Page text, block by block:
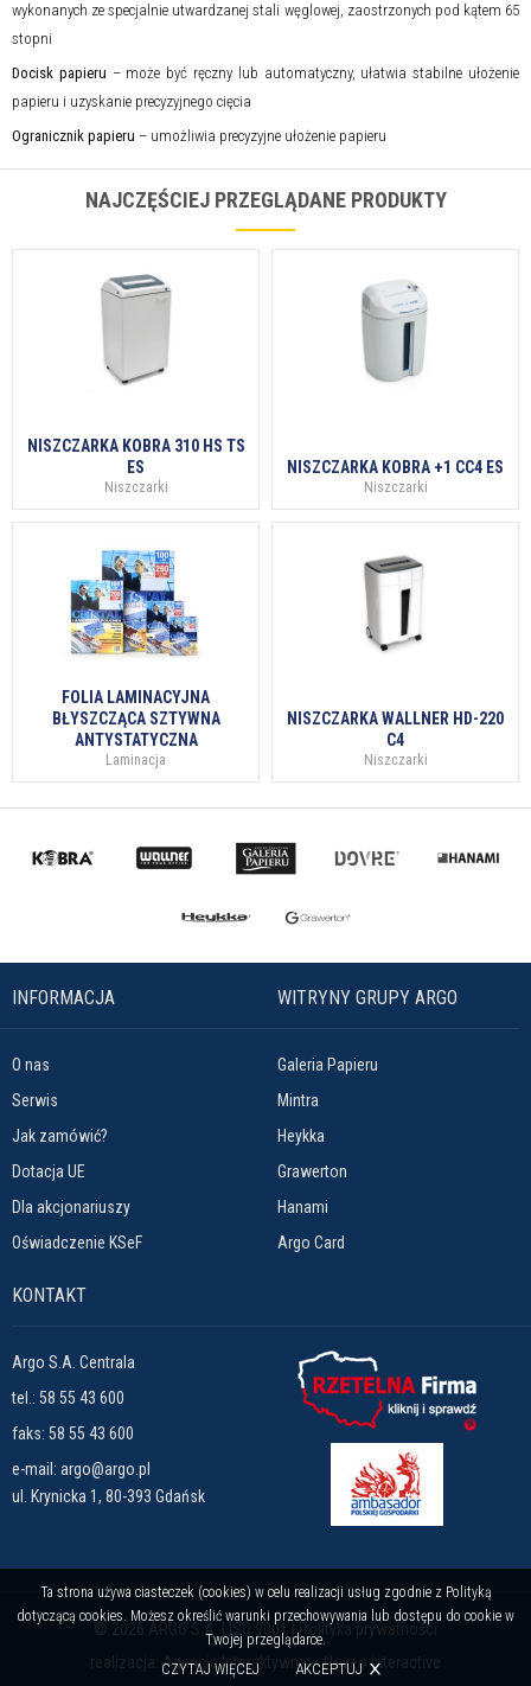
wykonanych ze specjalnie utwardzanej stali węglowej, zaostrzonych pod kątem 65
stopni
Docisk papieru – może być ręczny lub automatyczny, ułatwia stabilne ułożenie
papieru i uzyskanie precyzyjnego cięcia
Ogranicznik papieru – umożliwia precyzyjne ułożenie papieru
NAJCZĘŚCIEJ PRZEGLĄDANE PRODUKTY
NISZCZARKA KOBRA 310 HS TS
ES
Niszczarki
NISZCZARKA KOBRA +1 CC4 ES
Niszczarki
FOLIA LAMINACYJNA
BŁYSZCZĄCA SZTYWNA
ANTYSTATYCZNA
Laminacja
NISZCZARKA WALLNER HD-220
C4
Niszczarki
INFORMACJA
O nas
Serwis
Jak zamówić?
Dotacja UE
Dla akcjonariuszy
Oświadczenie KSeF
WITRYNY GRUPY ARGO
Galeria Papieru
Mintra
Heykka
Grawerton
Hanami
Argo Card
KONTAKT
Argo S.A. Centrala
tel.: 58 55 43 600
faks: 58 55 43 600
e-mail: argo@argo.pl
ul. Krynicka 1, 80-393 Gdańsk
© 2026 ARGO S.A. | ISO 9001 |Polityka prywatności
realizacja: Agencja Interaktywna – Noveo interactive
Ta strona używa ciasteczek (cookies) w celu realizacji usług zgodnie z Polityką
dotyczącą cookies. Możesz określić warunki przechowywania lub dostępu do cookie w
Twojej przeglądarce.
CZYTAJ WIĘCEJ
AKCEPTUJ